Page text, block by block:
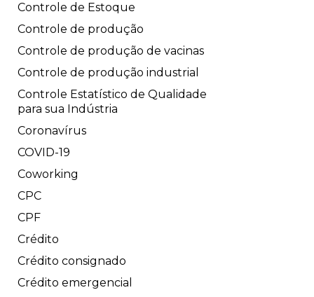
Controle de Estoque
Controle de produção
Controle de produção de vacinas
Controle de produção industrial
Controle Estatístico de Qualidade
para sua Indústria
Coronavírus
COVID-19
Coworking
CPC
CPF
Crédito
Crédito consignado
Crédito emergencial